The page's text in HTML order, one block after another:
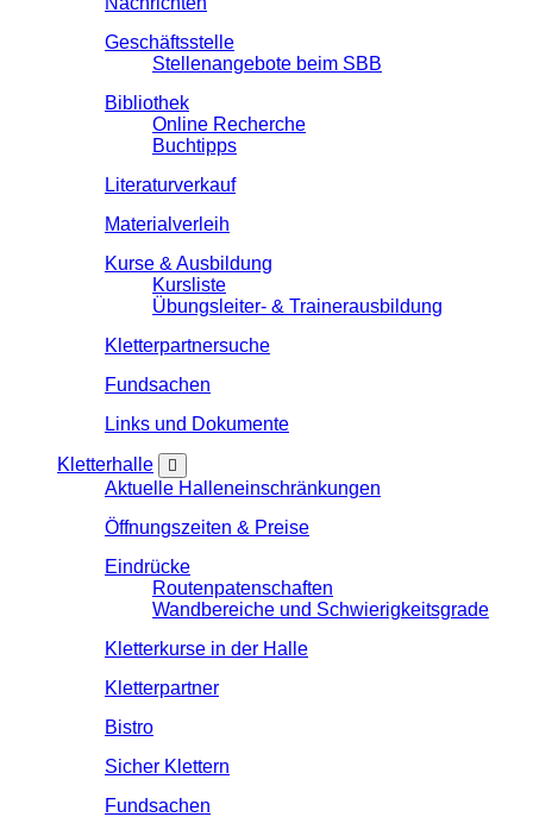
Geschäftsstelle
Stellenangebote beim SBB
Bibliothek
Online Recherche
Buchtipps
Literaturverkauf
Materialverleih
Kurse & Ausbildung
Kursliste
Übungsleiter- & Trainerausbildung
Kletterpartnersuche
Fundsachen
Links und Dokumente
Kletterhalle
Aktuelle Halleneinschränkungen
Öffnungszeiten & Preise
Eindrücke
Routenpatenschaften
Wandbereiche und Schwierigkeitsgrade
Kletterkurse in der Halle
Kletterpartner
Bistro
Sicher Klettern
Fundsachen